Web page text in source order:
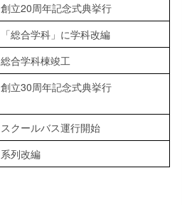
創立20周年記念式典挙行
「総合学科」に学科改編
総合学科棟竣工
創立30周年記念式典挙行
スクールバス運行開始
系列改編